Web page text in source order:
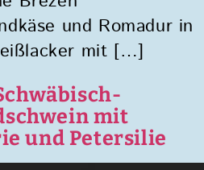
und Romadur in
mit […]
mit
und Petersilie